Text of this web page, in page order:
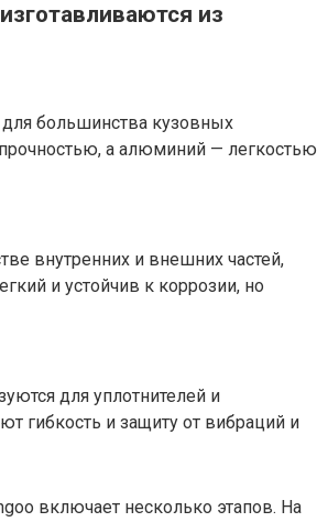
из
большинства кузовных
а алюминий — легкостью
внутренних и внешних частей,
и устойчив к коррозии, но
для уплотнителей и
гибкость и защиту от вибраций и
включает несколько этапов. На